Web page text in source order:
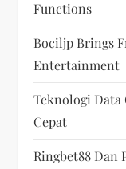
Functions
Bociljp Brings
Entertainment
Teknologi Data
Cepat
Ringbet88 Dan